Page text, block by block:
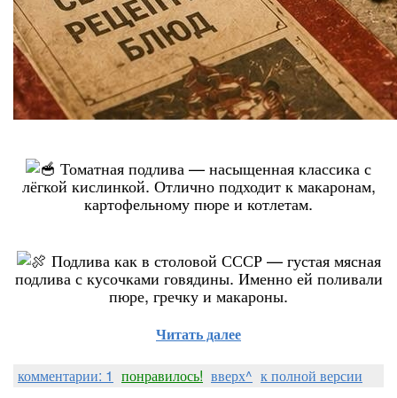
Томатная подлива — насыщенная классика с
лёгкой кислинкой. Отлично подходит к макаронам,
картофельному пюре и котлетам.
Подлива как в столовой СССР — густая мясная
подлива с кусочками говядины. Именно ей поливали
пюре, гречку и макароны.
Читать далее
комментарии: 1 понравилось! вверх^ к полной версии